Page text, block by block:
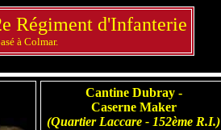
Régiment d'Infanterie
à Colmar.
Cantine Dubray -
Caserne Maker
(Quartier Laccare - 152ème R.I.)